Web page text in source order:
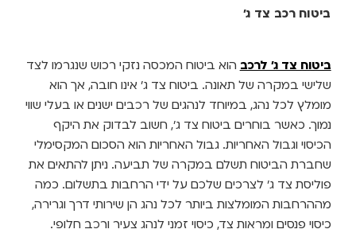
ביטוח רכב צד ג'
ביטוח צד ג' לרכבהוא ביטוח המכסה נזקי רכוש שנגרמו לצד
שלישי במקרה של תאונה. ביטוח צד ג' אינו חובה, אך הוא
מומלץ לכל נהג, במיוחד לנהגים של רכבים ישנים או בעלי שווי
נמוך. כאשר בוחרים ביטוח צד ג', חשוב לבדוק את היקף
הכיסוי וגבול האחריות. גבול האחריות הוא הסכום המקסימלי
שחברת הביטוח תשלם במקרה של תביעה. ניתן להתאים את
פוליסת צד ג' לצרכים שלכם על ידי הרחבות בתשלום. כמה
מההרחבות המומלצות ביותר לכל נהג הן שירותי דרך וגרירה,
כיסוי פנסים ומראות צד, כיסוי זמני לנהג צעיר ורכב חלופי.